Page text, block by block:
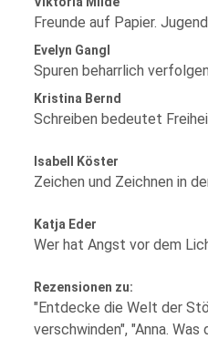
Freunde auf Papier.
Evelyn Gangl
Spuren beharrlich
Kristina Bernd
Schreiben bedeutet
Isabell Köster
Zeichen und Zeichnen in
Katja Eder
Wer hat Angst vor dem
Rezensionen zu:
"Entdecke die Welt der
verschwinden", "Anna.